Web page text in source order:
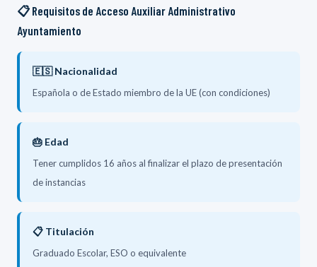
📋 Requisitos de Acceso Auxiliar Administrativo
Ayuntamiento
🇪🇸 Nacionalidad
Española o de Estado miembro de la UE (con condiciones)
🎂 Edad
Tener cumplidos 16 años al finalizar el plazo de presentación
de instancias
📋 Titulación
Graduado Escolar, ESO o equivalente